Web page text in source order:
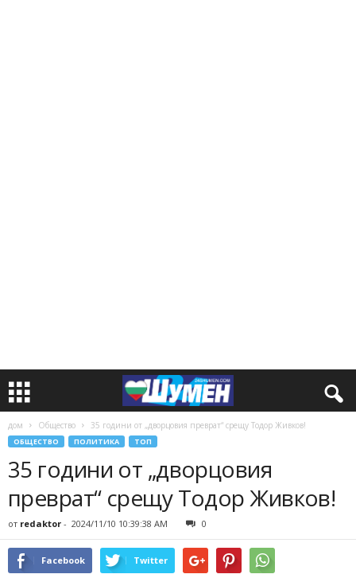
дом Общество 35 години от „дворцовия преврат“ срещу Тодор Живков!
ОБЩЕСТВО ПОЛИТИКА ТОП
35 години от „дворцовия
преврат“ срещу Тодор Живков!
от redaktor - 2024/11/10 10:39:38 AM 0
Facebook Twitter